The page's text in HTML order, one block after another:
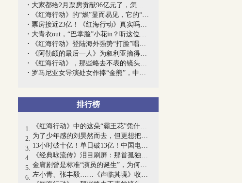
大家都给2月票房贡献96亿元了，怎么老少...
《红海行动》的“燃”显而易见，它的“真...
票房接近23亿！《红海行动》真实吗？来听...
大青衣out，“巴掌脸”小花in？听这位教...
《红海行动》登陆海外强势“打脸”唱衰论...
《阿勒颇的最后一人》为叙利亚摘得首个奥...
《红海行动》，那些略去不表的镜头是对观...
罗马尼亚女导演处女作捧“金熊”，中国导...
排行榜
《红海行动》中的这朵“霸王花”凭什么在...
为了少年感的刘昊然而去，但更想把《唐人...
13小时破十亿！单日破13亿！中国电影票房...
《经典咏流传》泪目刷屏：那首孤独了300...
金庸剧曾是标准“演员的诞生”，为何后来...
左小青、张丰毅……《声临其境》收视又冲...